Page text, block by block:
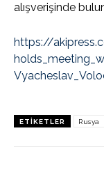
alışverişinde
https://
ETIKETLER Rusya